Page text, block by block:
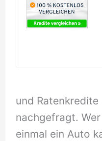
und Ratenkredite
nachgefragt.
einmal ein Auto